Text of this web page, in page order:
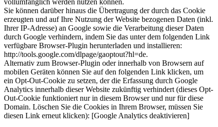
Sie können darüber hinaus die Übertragung der durch das Cookie
erzeugten und auf Ihre Nutzung der Website bezogenen Daten (inkl.
Ihrer IP-Adresse) an Google sowie die Verarbeitung dieser Daten
durch Google verhindern, indem Sie das unter dem folgenden Link
verfügbare Browser-Plugin herunterladen und installieren:
http://tools.google.com/dlpage/gaoptout?hl=de.
Alternativ zum Browser-Plugin oder innerhalb von Browsern auf
mobilen Geräten können Sie auf den folgenden Link klicken, um
ein Opt-Out-Cookie zu setzen, der die Erfassung durch Google
Analytics innerhalb dieser Website zukünftig verhindert (dieses Opt-
Out-Cookie funktioniert nur in diesem Browser und nur für diese
Domain. Löschen Sie die Cookies in Ihrem Browser, müssen Sie
diesen Link erneut klicken): [Google Analytics deaktivieren]